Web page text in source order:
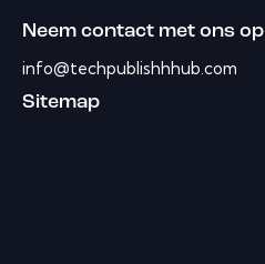
Neem contact met ons op
info@techpublishhhub.com
Sitemap